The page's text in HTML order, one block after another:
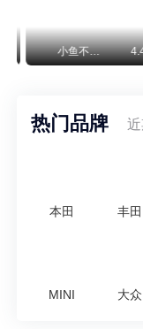
小鱼不刹车
热门品牌
本田 丰田
MINI 大众